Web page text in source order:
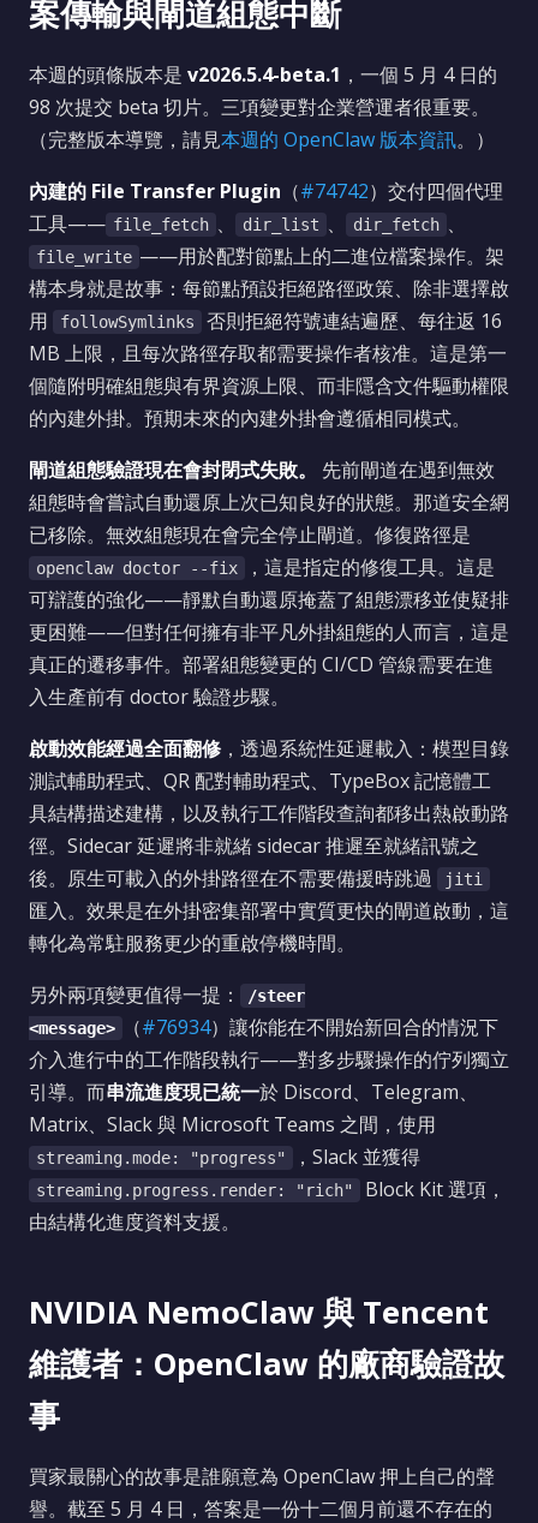
案傳輸與閘道組態中斷
本週的頭條版本是 v2026.5.4-beta.1 ，一個 5 月 4 日的
98 次提交 beta 切片。三項變更對企業營運者很重要。
（完整版本導覽，請見本週的 OpenClaw 版本資訊。）
內建的 File Transfer Plugin （#74742）交付四個代理
工具—— file_fetch 、 dir_list 、 dir_fetch 、
file_write ——用於配對節點上的二進位檔案操作。架
構本身就是故事：每節點預設拒絕路徑政策、除非選擇啟
用
followSymlinks
否則拒絕符號連結遍歷、每往返 16
MB 上限，且每次路徑存取都需要操作者核准。這是第一
個隨附明確組態與有界資源上限、而非隱含文件驅動權限
的內建外掛。預期未來的內建外掛會遵循相同模式。
閘道組態驗證現在會封閉式失敗。
先前閘道在遇到無效
組態時會嘗試自動還原上次已知良好的狀態。那道安全網
已移除。無效組態現在會完全停止閘道。修復路徑是
openclaw doctor --fix
，這是指定的修復工具。這是
可辯護的強化——靜默自動還原掩蓋了組態漂移並使疑排
更困難——但對任何擁有非平凡外掛組態的人而言，這是
真正的遷移事件。部署組態變更的 CI/CD 管線需要在進
入生產前有 doctor 驗證步驟。
啟動效能經過全面翻修 ，透過系統性延遲載入：模型目錄
測試輔助程式、QR 配對輔助程式、TypeBox 記憶體工
具結構描述建構，以及執行工作階段查詢都移出熱啟動路
徑。Sidecar 延遲將非就緒 sidecar 推遲至就緒訊號之
後。原生可載入的外掛路徑在不需要備援時跳過
jiti
匯入。效果是在外掛密集部署中實質更快的閘道啟動，這
轉化為常駐服務更少的重啟停機時間。
另外兩項變更值得一提：
/steer
<message>
（#76934）讓你能在不開始新回合的情況下
介入進行中的工作階段執行——對多步驟操作的佇列獨立
引導。而串流進度現已統一於 Discord、Telegram、
Matrix、Slack 與 Microsoft Teams 之間，使用
streaming.mode: "progress" ，Slack 並獲得
streaming.progress.render: "rich"
Block Kit 選項，
由結構化進度資料支援。
NVIDIA NemoClaw 與 Tencent
維護者：OpenClaw 的廠商驗證故
事
買家最關心的故事是誰願意為 OpenClaw 押上自己的聲
譽。截至 5 月 4 日，答案是一份十二個月前還不存在的